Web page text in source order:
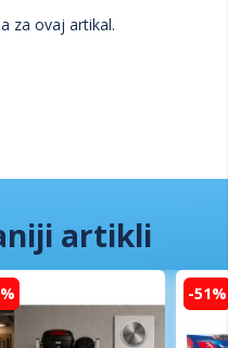
za ovaj artikal.
artikli
-51%